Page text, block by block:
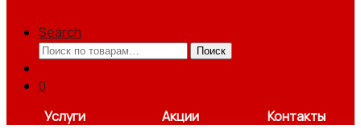
Search
Искать:
Поиск
0
Услуги
Акции Контакты